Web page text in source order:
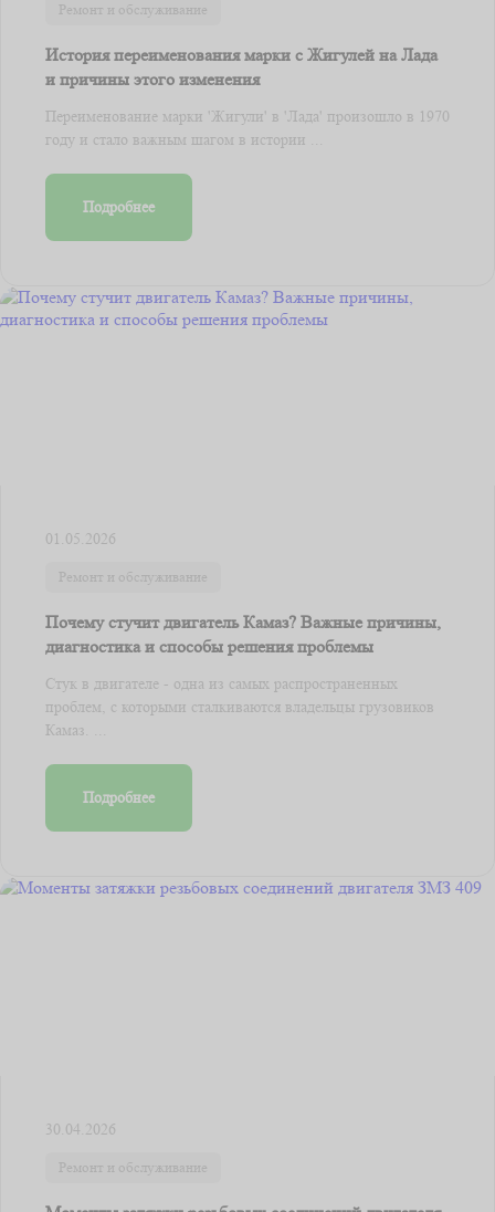
Ремонт и обслуживание
История переименования марки с Жигулей на Лада
и причины этого изменения
Переименование марки 'Жигули' в 'Лада' произошло в 1970
году и стало важным шагом в истории ...
Подробнее
01.05.2026
Ремонт и обслуживание
Почему стучит двигатель Камаз? Важные причины,
диагностика и способы решения проблемы
Стук в двигателе - одна из самых распространенных
проблем, с которыми сталкиваются владельцы грузовиков
Камаз. ...
Подробнее
30.04.2026
Ремонт и обслуживание